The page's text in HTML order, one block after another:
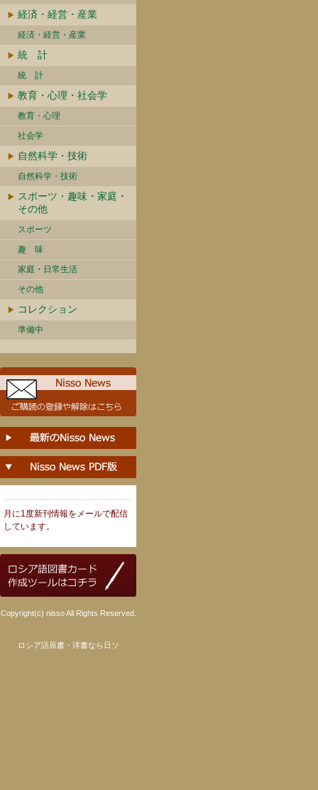
経済・経営・産業
経済・経営・産業
統 計
統 計
教育・心理・社会学
教育・心理
社会学
自然科学・技術
自然科学・技術
スポーツ・趣味・家庭・
その他
スポーツ
趣 味
家庭・日常生活
その他
コレクション
準備中
月に1度新刊情報をメールで配信
しています。
Copyright(c) nisso All Rights Reserved.
ロシア語原書・洋書なら日ソ